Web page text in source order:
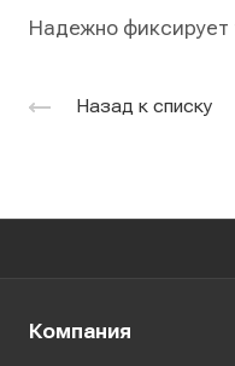
Надежно фиксирует
Назад к списку
Компания